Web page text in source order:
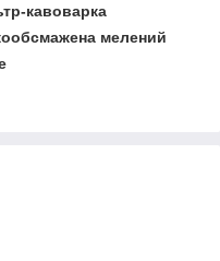
кавоварка
мелений